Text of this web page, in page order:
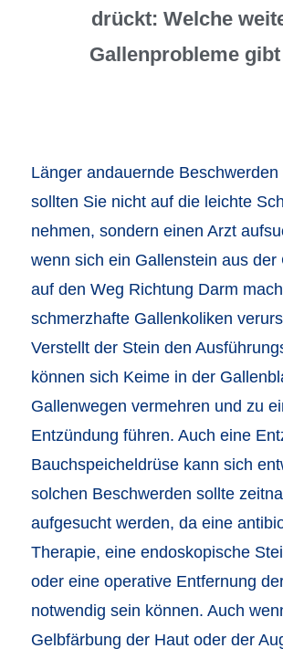
drückt: Welche
Gallenprobleme
Länger andauernde
sollten Sie nicht auf die leichte
nehmen, sondern einen Arzt
wenn sich ein Gallenstein aus der
auf den Weg Richtung Darm
schmerzhafte Gallenkoliken
Verstellt der Stein den
können sich Keime in der
Gallenwegen vermehren und zu
Entzündung führen. Auch eine
Bauchspeicheldrüse kann sich
solchen Beschwerden sollte
aufgesucht werden, da eine
Therapie, eine endoskopische
oder eine operative Entfernung
notwendig sein können. Auch
Gelbfärbung der Haut oder der